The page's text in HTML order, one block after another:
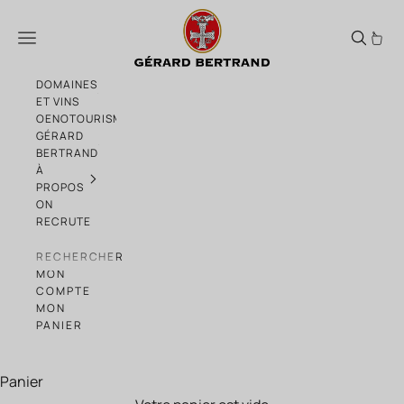
Legend Vintage 1974 Vins Doux Naturels
Menu
DOMAINES
ET VINS
OENOTOURISME
GÉRARD
BERTRAND
À
PROPOS
ON
RECRUTE
RECHERCHER
MON
COMPTE
MON
PANIER
Panier